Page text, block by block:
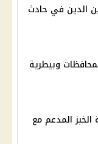
الدين في حادث
وبيطرية
المدعم مع